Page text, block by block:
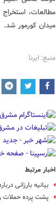
میدان کورمور شد.
منبع: ایرنا
اخبار مرتبط
بیانیه بارزانی
پشت پرده حملات